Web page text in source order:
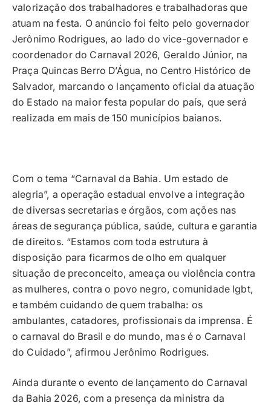
valorização dos trabalhadores e trabalhadoras que
atuam na festa. O anúncio foi feito pelo governador
Jerônimo Rodrigues, ao lado do vice-governador e
coordenador do Carnaval 2026, Geraldo Júnior, na
Praça Quincas Berro D’Água, no Centro Histórico de
Salvador, marcando o lançamento oficial da atuação
do Estado na maior festa popular do país, que será
realizada em mais de 150 municípios baianos.
Com o tema “Carnaval da Bahia. Um estado de
alegria”, a operação estadual envolve a integração
de diversas secretarias e órgãos, com ações nas
áreas de segurança pública, saúde, cultura e garantia
de direitos. “Estamos com toda estrutura à
disposição para ficarmos de olho em qualquer
situação de preconceito, ameaça ou violência contra
as mulheres, contra o povo negro, comunidade lgbt,
e também cuidando de quem trabalha: os
ambulantes, catadores, profissionais da imprensa. É
o carnaval do Brasil e do mundo, mas é o Carnaval
do Cuidado”, afirmou Jerônimo Rodrigues.
Ainda durante o evento de lançamento do Carnaval
da Bahia 2026, com a presença da ministra da